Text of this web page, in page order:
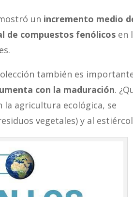
un incremento medio
de compuestos fenólicos en
también es
con la maduración.
agricultura ecológica, se
vegetales) y al